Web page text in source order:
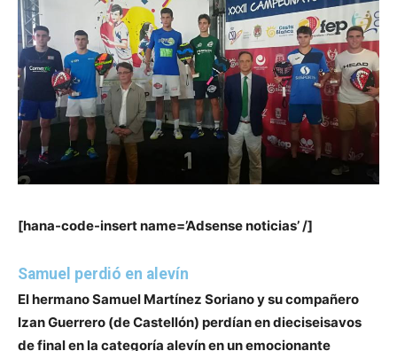
[hana-code-insert name=’Adsense noticias’ /]
Samuel perdió en alevín
El hermano Samuel Martínez Soriano y su compañero
Izan Guerrero (de Castellón) perdían en dieciseisavos
de final en la categoría alevín enun emocionante